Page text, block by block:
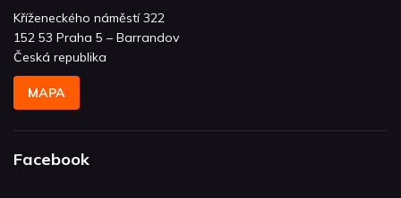
Kříženeckého náměstí 322
152 53 Praha 5 – Barrandov
Česká republika
MAPA
Facebook